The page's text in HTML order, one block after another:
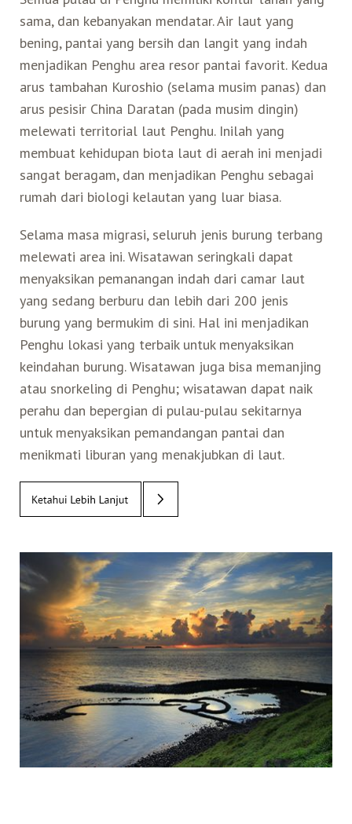
Agen Perjalanan
Mata Air Panas
LOHAS
Ekowisata
Wisata Kereta Api
Budaya & Warisan
Wisata Senior
Wisata Yang Dapat Diakses
Pasar Malam
Tur Bis Wisata
Wisata Alam – Scenic Spot
Taiwan Tips
Teh Kelas Dunia
Bis
U-Bike
Mobil
Bandara Internasional
Atraksi Taiwan Bagian Timur
Atraksi Taiwan Bagian Tengah
Atraksi Taiwan Bagian Selatan
Atraksi Kepulauan di Pesisir Pantai
Search for:
sama, dan kebanyakan mendatar. Air laut yang
bening, pantai yang bersih dan langit yang indah
menjadikan Penghu area resor pantai favorit. Kedua
arus tambahan Kuroshio (selama musim panas) dan
arus pesisir China Daratan (pada musim dingin)
melewati territorial laut Penghu. Inilah yang
membuat kehidupan biota laut di aerah ini menjadi
sangat beragam, dan menjadikan Penghu sebagai
rumah dari biologi kelautan yang luar biasa.
Selama masa migrasi, seluruh jenis burung terbang
melewati area ini. Wisatawan seringkali dapat
menyaksikan pemanangan indah dari camar laut
yang sedang berburu dan lebih dari 200 jenis
burung yang bermukim di sini. Hal ini menjadikan
Penghu lokasi yang terbaik untuk menyaksikan
keindahan burung. Wisatawan juga bisa memanjing
atau snorkeling di Penghu; wisatawan dapat naik
perahu dan bepergian di pulau-pulau sekitarnya
untuk menyaksikan pemandangan pantai dan
menikmati liburan yang menakjubkan di laut.